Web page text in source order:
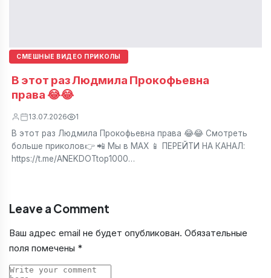
СМЕШНЫЕ ВИДЕО ПРИКОЛЫ
В этот раз Людмила Прокофьевна
права 😂😂
13.07.2026 1
В этот раз Людмила Прокофьевна права 😂😂 Смотреть
больше приколов👉 📲 Мы в МАХ 📱 ПЕРЕЙТИ НА КАНАЛ:
https://t.me/ANEKDOTtop1000…
Leave a Comment
Ваш адрес email не будет опубликован. Обязательные
поля помечены *
Comment